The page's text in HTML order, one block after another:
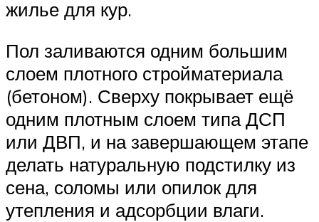
жилье для кур.
Пол заливаются одним большим
слоем плотного стройматериала
(бетоном). Сверху покрывает ещё
одним плотным слоем типа ДСП
или ДВП, и на завершающем этапе
делать натуральную подстилку из
сена, соломы или опилок для
утепления и адсорбции влаги.